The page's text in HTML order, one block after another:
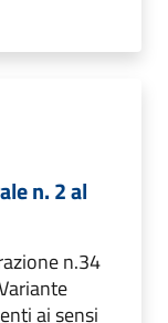
n. 2 al
n.34
ai sensi